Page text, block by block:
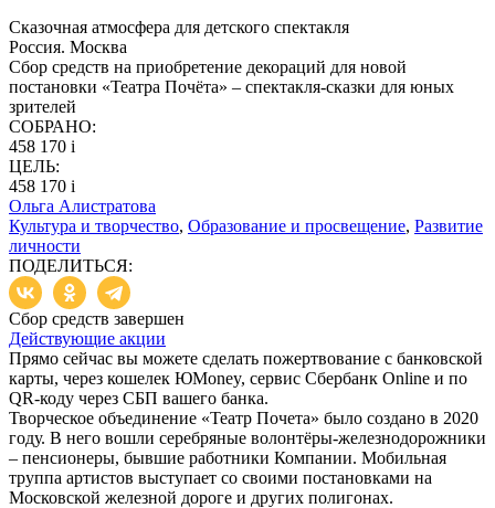
Сказочная атмосфера для детского спектакля
Россия. Москва
Сбор средств на приобретение декораций для новой
постановки «Театра Почёта» – спектакля-сказки для юных
зрителей
СОБРАНО:
458 170 i
ЦЕЛЬ:
458 170 i
Ольга Алистратова
Культура и творчество, Образование и просвещение, Развитие
личности
ПОДЕЛИТЬСЯ:
Сбор средств завершен
Действующие акции
Прямо сейчас вы можете сделать пожертвование с банковской
карты, через кошелек ЮMoney, сервис Сбербанк Online и по
QR-коду через СБП вашего банка.
Творческое объединение «Театр Почета» было создано в 2020
году. В него вошли серебряные волонтёры-железнодорожники
– пенсионеры, бывшие работники Компании. Мобильная
труппа артистов выступает со своими постановками на
Московской железной дороге и других полигонах.